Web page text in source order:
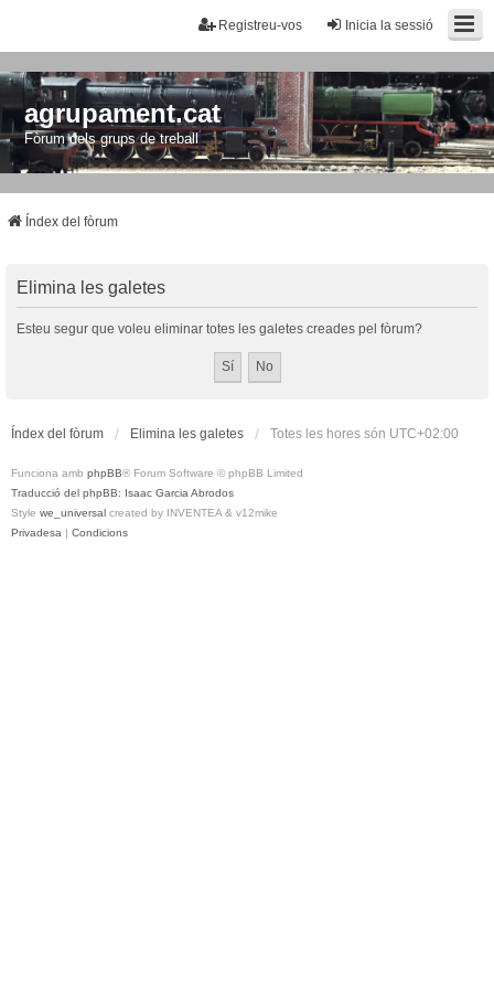
Inicia la sessió
Registreu-vos
agrupament.cat
Fòrum dels grups de treball
Índex del fòrum
Elimina les galetes
Esteu segur que voleu eliminar totes les galetes creades pel fòrum?
Índex del fòrum Elimina les galetes Totes les hores són UTC+02:00
Funciona amb phpBB® Forum Software © phpBB Limited
Traducció del phpBB: Isaac Garcia Abrodos
Style we_universal created by INVENTEA & v12mike
Privadesa | Condicions